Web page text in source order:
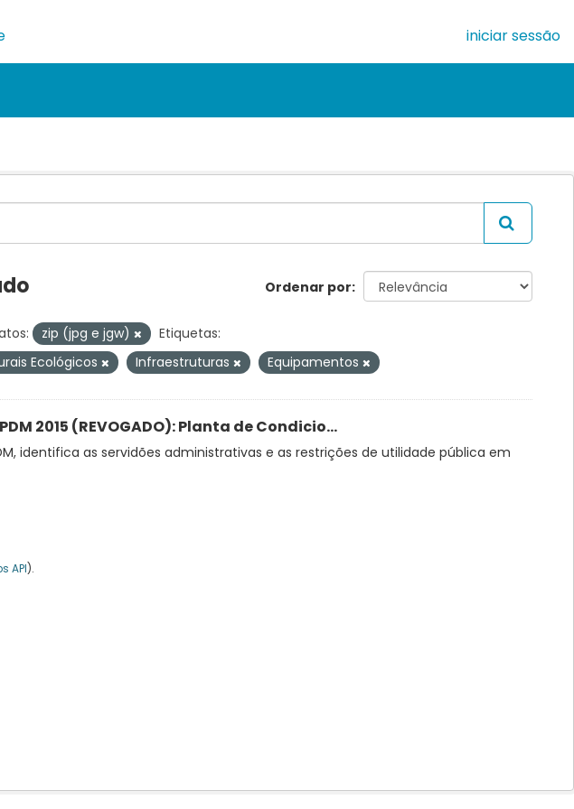
iniciar sessão
Ordenar por
zip (jpg e jgw)
Etiquetas:
Ecológicos Infraestruturas Equipamentos
2015 (REVOGADO): Planta de Condicio...
identifica as servidões administrativas e as restrições de utilidade pública em
API).